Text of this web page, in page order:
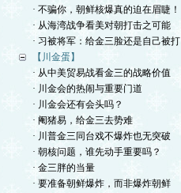
· 不骗你，朝鲜核爆真的迫在眉睫！
· 从海湾战争看美对朝打击之可能
· 习被将军：给金三脸还是自己被打
【川金蛋】
· 从中美贸易战看金三的战略价值
· 川金会的热闹与重要门道
· 川金会还有会头吗？
· 阉猪易，给金三去势难
· 川普金三同台戏不爆炸也无突破
· 朝核问题，谁先动手重要吗？
· 金三胖的当量
· 要准备朝鲜爆炸，而非爆炸朝鲜